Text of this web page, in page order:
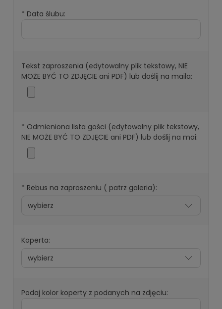
* Data ślubu:
Tekst zaproszenia (edytowalny plik tekstowy, NIE
MOŻE BYĆ TO ZDJĘCIE ani PDF) lub doślij na maila:
* Odmieniona lista gości (edytowalny plik tekstowy,
NIE MOŻE BYĆ TO ZDJĘCIE ani PDF) lub doślij na mai:
* Rebus na zaproszeniu ( patrz galeria):
Koperta:
Podaj kolor koperty z podanych na zdjęciu: